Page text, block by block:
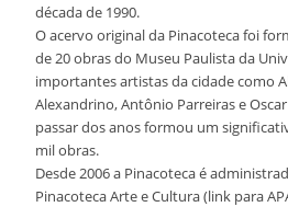
década de 1990.
O acervo original da Pinacoteca foi
de 20 obras do Museu Paulista da
importantes artistas da cidade como
Alexandrino, Antônio Parreiras e
passar dos anos formou um
mil obras.
Desde 2006 a Pinacoteca é
Pinacoteca Arte e Cultura (link para